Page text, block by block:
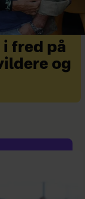
i fred på
og